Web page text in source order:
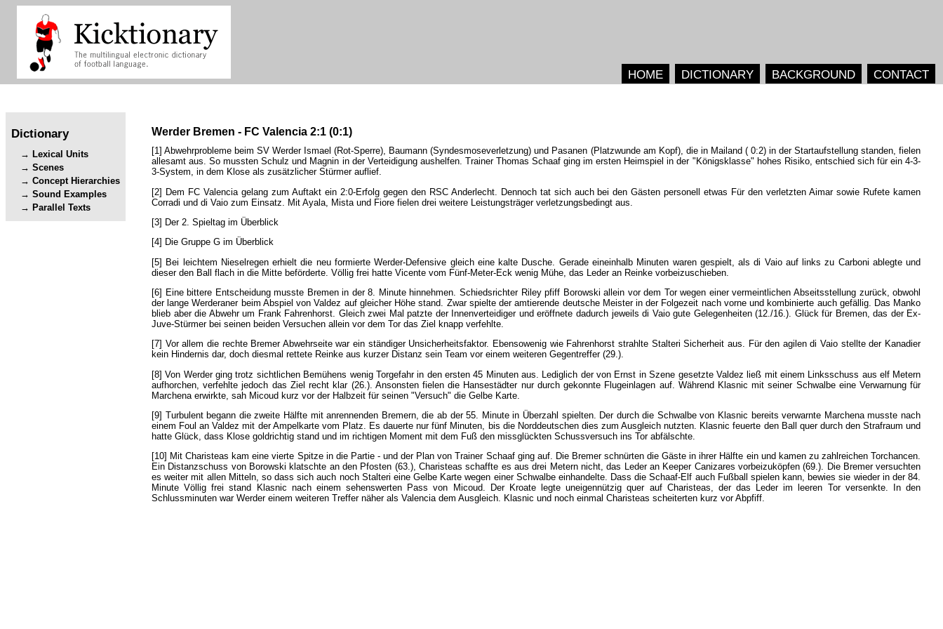
HOME DICTIONARY BACKGROUND CONTACT
Dictionary
Lexical Units
Scenes
Concept Hierarchies
Sound Examples
Parallel Texts
Werder Bremen - FC Valencia 2:1 (0:1)
[1]Abwehrprobleme beim SV Werder Ismael (Rot-Sperre), Baumann (Syndesmoseverletzung)und Pasanen (Platzwunde am Kopf), die in Mailand ( 0:2) in der Startaufstellung standen,fielen
allesamt aus.So mussten Schulz und Magnin in der Verteidigung aushelfen. Trainer Thomas Schaaf ging im ersten Heimspiel in der" Königsklasse" hohes Risiko, entschied sich für ein 4-3-
3-System, in dem Klose als zusätzlicher Stürmer auflief.
[2] Dem FC Valencia gelang zum Auftakt ein 2:0-Erfolg gegen den RSC Anderlecht. Dennoch tat sich auch bei den Gästen personell etwas Für den verletzten Aimar sowie Rufete kamen
Corradi und di Vaio zum Einsatz Mit Ayala Mista und Fiore fielen drei weitere Leistungsträger verletzungsbedingt aus
[3] Der 2. Spieltag im Überblick
[4] Die Gruppe G im Überblick
[5] Bei leichtem Nieselregen erhielt die neu formierte Werder-Defensive gleich eine kalte Dusche Gerade eineinhalb Minuten waren gespielt,als di Vaio auf links zu Carboni ablegte und
dieser den Ball flach in die Mitte beförderte Völlig frei hatte Vicente vom Fünf-Meter-Eck wenig Mühe das Leder an Reinke vorbeizuschieben
[6] Eine bittere Entscheidung musste Bremen in der 8. Minute hinnehmen.Schiedsrichter Riley pfiff Borowski allein vor dem Tor wegen einer vermeintlichen Abseitsstellung zurück,obwohl
der lange Werderaner beim Abspiel von Valdez auf gleicher Höhe stand. Zwar spielte der amtierende deutsche Meister in der Folgezeit nach vorne und kombinierte auch gefällig. Das Manko
blieb aber die Abwehr um Frank Fahrenhorst. Gleich zwei Mal patzte der Innenverteidiger und eröffnete dadurch jeweils di Vaio gute Gelegenheiten(12./16.). Glück für Bremen,das der Ex-
Juve-Stürmer bei seinen beiden Versuchen allein vor dem Tor das Ziel knapp verfehlte.
[7] Vor allem die rechte Bremer Abwehrseite war ein ständiger Unsicherheitsfaktor. Ebensowenig wie Fahrenhorst strahlte Stalteri Sicherheit aus. Für den agilen di Vaio stellte der Kanadier
kein Hindernis dar, doch diesmal rettete Reinke aus kurzer Distanz sein Team vor einem weiteren Gegentreffer(29.).
[8]Von Werder ging trotz sichtlichen Bemühens wenig Torgefahr in den ersten 45 Minuten aus Lediglich der von Ernst in Szene gesetzte Valdez ließ mit einem Linksschuss aus elf Metern
aufhorchen ,verfehlte jedoch das Ziel recht klar(26.). Ansonsten fielen die Hansestädter nur durch gekonnte Flugeinlagen auf. Während Klasnic mit seiner Schwalbe eine Verwarnung für
Marchena erwirkte sah Micoud kurz vor der Halbzeit für seinen "Versuch" die Gelbe Karte
[9] Turbulent begann die zweite Hälfte mit anrennenden Bremern,die ab der 55. Minute in Überzahl spielten. Der durch die Schwalbe von Klasnic bereits verwarnte Marchena musste nach
einem Foul an Valdez mit der Ampelkarte vom Platz. Es dauerte nur fünf Minuten, bis die Norddeutschen dies zum Ausgleich nutzten. Klasnic feuerte den Ball quer durch den Strafraum und
hatte Glück, dass Klose goldrichtig stand und im richtigen Moment mit dem Fuß den missglückten Schussversuch ins Tor abfälschte.
[10] Mit Charisteas kam eine vierte Spitze in die Partie-und der Plan von Trainer Schaaf ging auf. Die Bremer schnürten die Gäste in ihrer Hälfte ein und kamen zu zahlreichen Torchancen.
Ein Distanzschuss von Borowski klatschte an den Pfosten (63.), Charisteas schaffte es aus drei Metern nicht,das Leder an Keeper Canizares vorbeizuköpfen(69.). Die Bremer versuchten
es weiter mit allen Mitteln, so dass sich auch noch Stalteri eine Gelbe Karte wegen einer Schwalbe einhandelte. Dass die Schaaf-Elf auch Fußball spielen kann, bewies sie wieder in der 84.
Minute Völlig frei stand Klasnic nach einem sehenswerten Pass von Micoud. Der Kroate legte uneigennützig quer auf Charisteas, der das Leder im leeren Tor versenkte. In den
Schlussminuten war Werder einem weiteren Treffer näher als Valencia dem Ausgleich. Klasnic und noch einmal Charisteas scheiterten kurz vor Abpfiff.